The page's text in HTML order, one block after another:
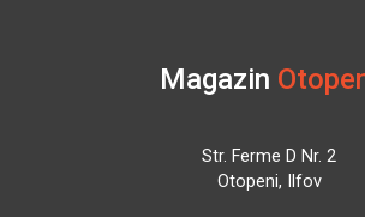
Magazin
Str. Ferme D Nr. 2
Otopeni, Ilfov